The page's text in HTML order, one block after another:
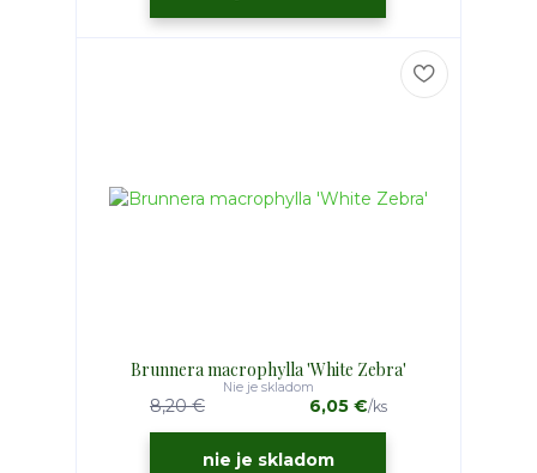
Brunnera macrophylla 'White Zebra'
8,20 € 6,05 €/ks
Nie je skladom
nie je skladom